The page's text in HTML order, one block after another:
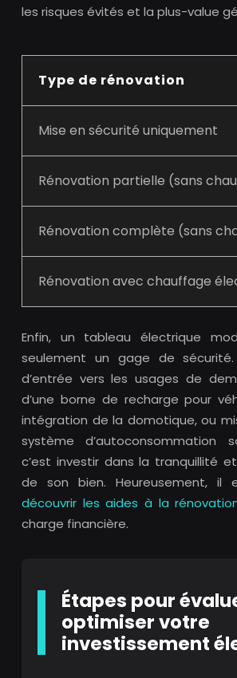
les risques évités et la plus-value
Type de rénovation
Mise en sécurité uniquement
Rénovation partielle (sans
Rénovation complète (sans
Rénovation avec chauffage
Enfin, un tableau électrique
seulement un gage de
d’entrée vers les usages de
d’une borne de recharge pour
intégration de la domotique, ou
système d’autoconsommation
c’est investir dans la tranquillité
de son bien. Heureusement, il
découvrir les aides à la
charge financière.
Étapes pour
optimiser votre
investissement